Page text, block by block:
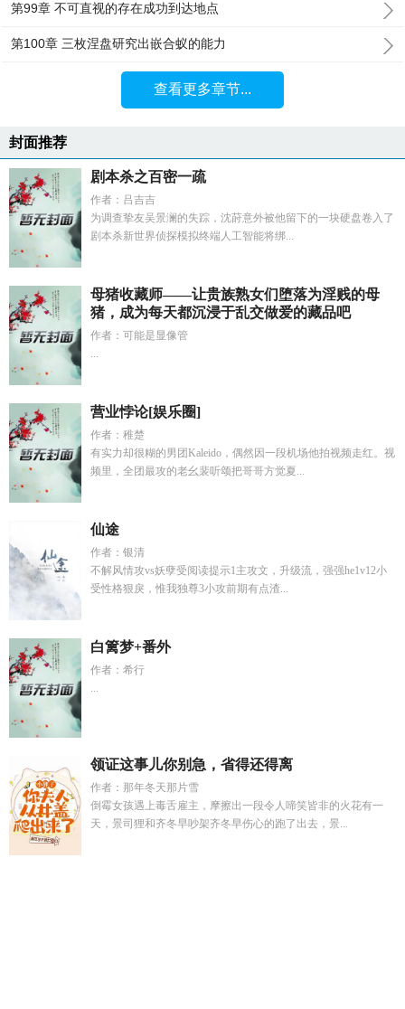
第99章 不可直视的存在成功到达地点
第100章 三枚涅盘研究出嵌合蚁的能力
查看更多章节...
封面推荐
剧本杀之百密一疏
作者：吕吉吉
为调查挚友吴景澜的失踪，沈莳意外被他留下的一块硬盘卷入了
剧本杀新世界侦探模拟终端人工智能将绑...
母猪收藏师——让贵族熟女们堕落为淫贱的母
猪，成为每天都沉浸于乱交做爱的藏品吧
作者：可能是显像管
...
营业悖论[娱乐圈]
作者：稚楚
有实力却很糊的男团Kaleido，偶然因一段机场他拍视频走红。视
频里，全团最攻的老幺裴听颂把哥哥方觉夏...
仙途
作者：银清
不解风情攻vs妖孽受阅读提示1主攻文，升级流，强强he1v12小
受性格狠戾，惟我独尊3小攻前期有点渣...
白篱梦+番外
作者：希行
...
领证这事儿你别急，省得还得离
作者：那年冬天那片雪
倒霉女孩遇上毒舌雇主，摩擦出一段令人啼笑皆非的火花有一
天，景司狸和齐冬早吵架齐冬早伤心的跑了出去，景...